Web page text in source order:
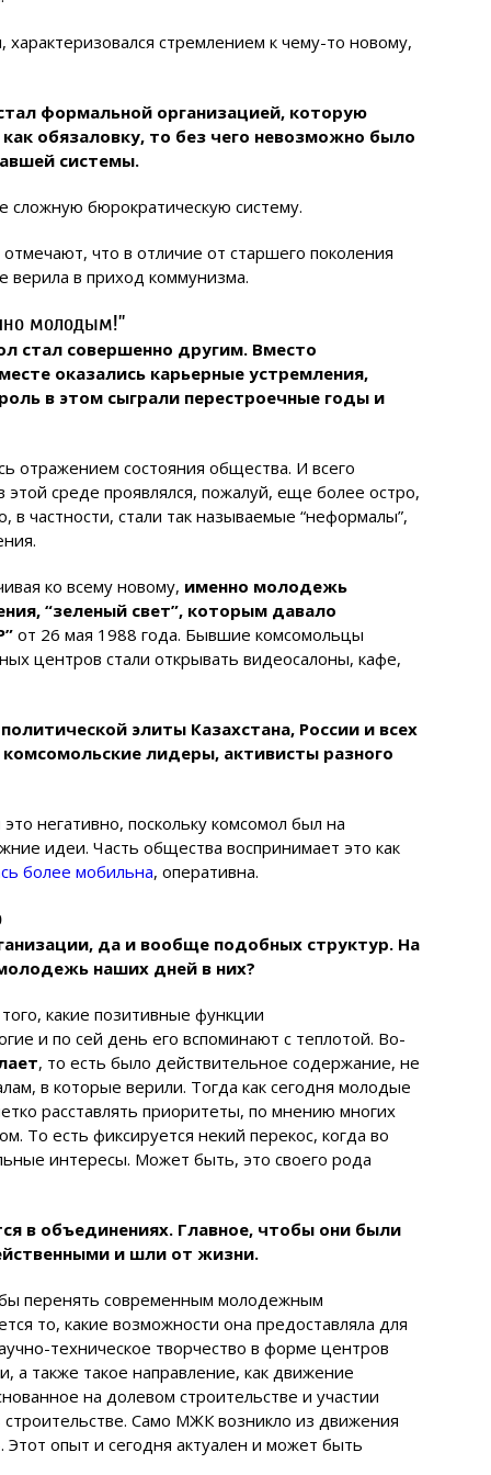
стремлением к чему-то новому,
формальной организацией, которую
обязаловку, то без чего невозможно было
системы.
сложную бюрократическую систему.
что в отличие от старшего поколения
в приход коммунизма.
молодым!”
стал совершенно другим. Вместо
оказались карьерные устремления,
в этом сыграли перестроечные годы и
отражением состояния общества. И всего
этой среде проявлялся, пожалуй, еще более остро,
частности, стали так называемые “неформалы”,
ко всему новому, именно молодежь
“зеленый свет”, которым давало
от 26 мая 1988 года. Бывшие комсомольцы
центров стали открывать видеосалоны, кафе,
элиты Казахстана, России и всех
лидеры, активисты разного
негативно, поскольку комсомол был на
идеи. Часть общества воспринимает это как
более мобильна, оперативна.
да и вообще подобных структур. На
наших дней в них?
какие позитивные функции
и по сей день его вспоминают с теплотой. Во-
, то есть было действительное содержание, не
в которые верили. Тогда как сегодня молодые
расставлять приоритеты, по мнению многих
То есть фиксируется некий перекос, когда во
интересы. Может быть, это своего рода
в объединениях. Главное, чтобы они были
и шли от жизни.
перенять современным молодежным
то, какие возможности она предоставляла для
техническое творчество в форме центров
а также такое направление, как движение
на долевом строительстве и участии
Само МЖК возникло из движения
опыт и сегодня актуален и может быть